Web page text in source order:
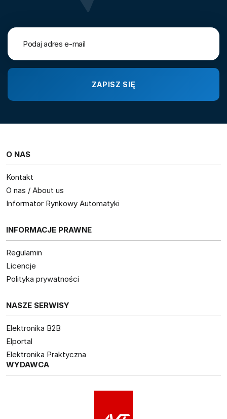
O NAS
Kontakt
O nas / About us
Informator Rynkowy Automatyki
INFORMACJE PRAWNE
Regulamin
Licencje
Polityka prywatności
NASZE SERWISY
Elektronika B2B
Elportal
Elektronika Praktyczna
WYDAWCA